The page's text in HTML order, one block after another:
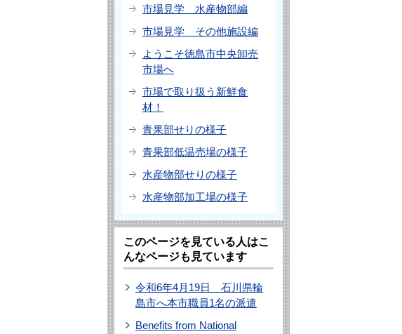
市場見学 水産物部編
市場見学 その他施設編
ようこそ徳島市中央卸売
市場へ
市場で取り扱う新鮮食
材！
青果部せりの様子
青果部低温売場の様子
水産物部せりの様子
水産物部加工場の様子
このページを見ている人はこ
んなページも見ています
令和6年4月19日 石川県輪
島市へ本市職員1名の派遣
Benefits from National